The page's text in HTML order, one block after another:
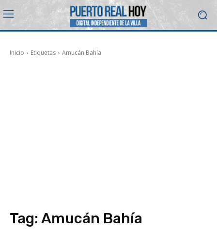
Inicio Etiquetas Amucán Bahía
Tag: Amucán Bahía